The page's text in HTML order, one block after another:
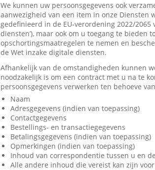
We kunnen uw persoonsgegevens ook
aanwezigheid van een item in onze Diensten
gedefinieerd in de EU-verordening 2022/2065
diensten’), maar ook om u toegang te
opschortingsmaatregelen te nemen en
de Wet inzake digitale diensten.
Afhankelijk van de omstandigheden kunnen
noodzakelijk is om een contract met u na te
persoonsgegevens verwerken ten behoeve
Naam
Adresgegevens (indien van toepassing)
Contactgegevens
Bestellings- en transactiegegevens
Betalingsgegevens (indien van toepassing)
Opmerkingen (indien van toepassing)
Inhoud van correspondentie tussen u en
Alle andere inhoud die vereist kan zijn